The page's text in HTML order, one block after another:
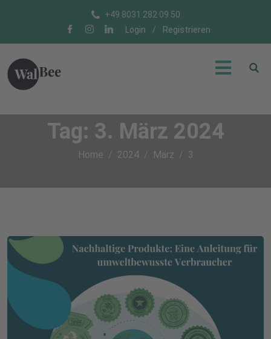
+49 8031 282 09 50
Login
/ Registrieren
Tag: 3. März 2024
Home 2024 März 3